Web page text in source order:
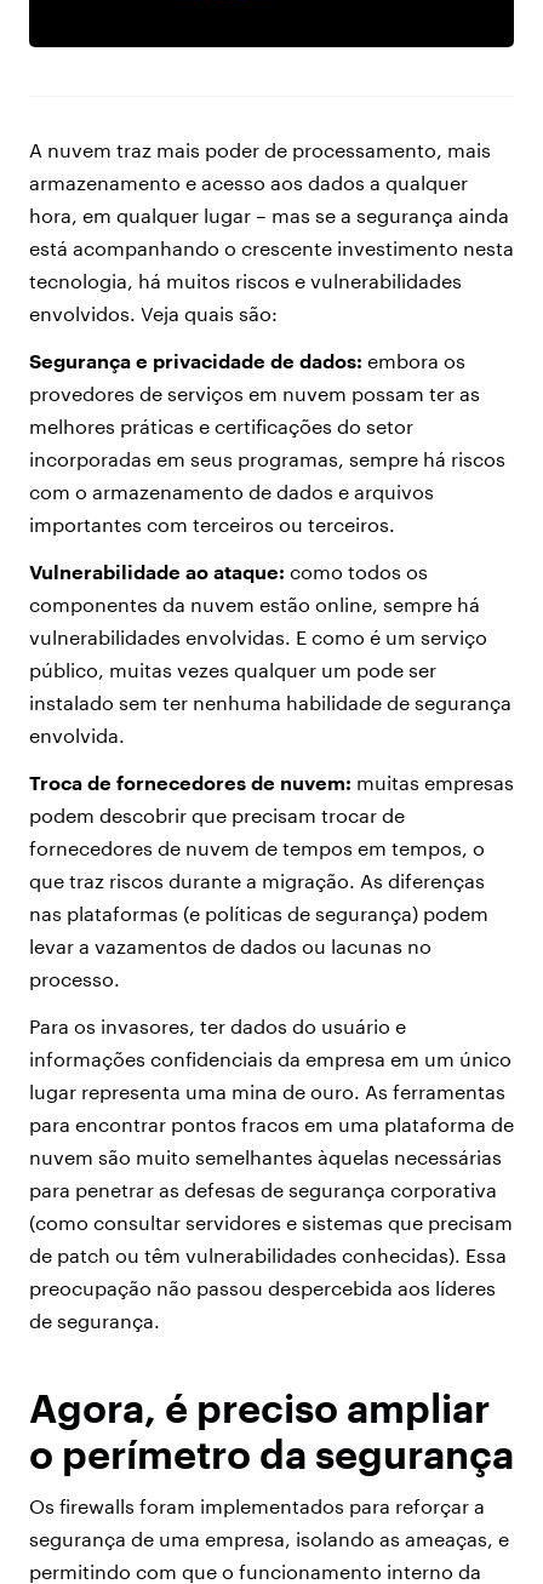
A nuvem traz mais poder de processamento, mais
armazenamento e acesso aos dados a qualquer
hora, em qualquer lugar – mas se a segurança ainda
está acompanhando o crescente investimento nesta
tecnologia, há muitos riscos e vulnerabilidades
envolvidos. Veja quais são:
Segurança e privacidade de dados: embora os
provedores de serviços em nuvem possam ter as
melhores práticas e certificações do setor
incorporadas em seus programas, sempre há riscos
com o armazenamento de dados e arquivos
importantes com terceiros ou terceiros.
Vulnerabilidade ao ataque: como todos os
componentes da nuvem estão online, sempre há
vulnerabilidades envolvidas. E como é um serviço
público, muitas vezes qualquer um pode ser
instalado sem ter nenhuma habilidade de segurança
envolvida.
Troca de fornecedores de nuvem: muitas empresas
podem descobrir que precisam trocar de
fornecedores de nuvem de tempos em tempos, o
que traz riscos durante a migração. As diferenças
nas plataformas (e políticas de segurança) podem
levar a vazamentos de dados ou lacunas no
processo.
Para os invasores, ter dados do usuário e
informações confidenciais da empresa em um único
lugar representa uma mina de ouro. As ferramentas
para encontrar pontos fracos em uma plataforma de
nuvem são muito semelhantes àquelas necessárias
para penetrar as defesas de segurança corporativa
(como consultar servidores e sistemas que precisam
de patch ou têm vulnerabilidades conhecidas). Essa
preocupação não passou despercebida aos líderes
de segurança.
Agora, é preciso ampliar
o perímetro da segurança
Os firewalls foram implementados para reforçar a
segurança de uma empresa, isolando as ameaças, e
permitindo com que o funcionamento interno da